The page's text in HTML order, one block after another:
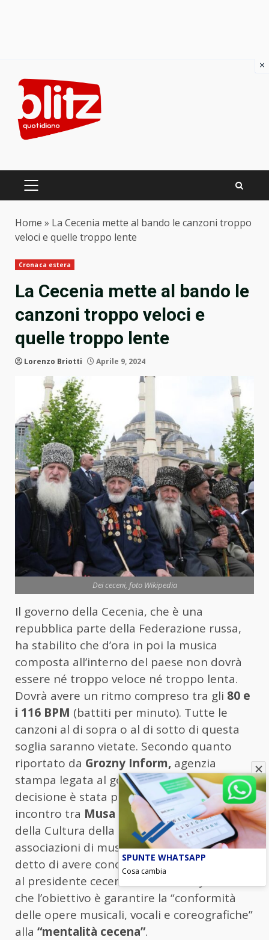
content
PRIMARY
Home » La Cecenia mette al bando le canzoni troppo
veloci e quelle troppo lente
Cronaca estera
La Cecenia mette al bando le
canzoni troppo veloci e
quelle troppo lente
Lorenzo Briotti Aprile 9, 2024
Dei ceceni, foto Wikipedia
Il governo della Cecenia, che è una
repubblica parte della Federazione russa,
ha stabilito che d’ora in poi la musica
composta all’interno del paese non dovrà
essere né troppo veloce né troppo lenta.
Dovrà avere un ritmo compreso tra gli 80 e
i 116 BPM (battiti per minuto). Tutte le
canzoni al di sopra o al di sotto di questa
soglia saranno vietate. Secondo quanto
riportato da Grozny Inform, agenzia
stampa legata al governo ceceno, la
decisione è stata presa durante un
incontro tra Musa Dadayev, il ministro
della Cultura della Cecenia, e alcune
associazioni di musicisti locali. Dadayev ha
detto di avere concordato il divieto insieme
al presidente ceceno Ramzan Kadyrov, e
che l’obiettivo è garantire la “conformità
delle opere musicali, vocali e coreografiche”
alla “mentalità cecena”.
×
SPUNTE WHATSAPP
Cosa cambia